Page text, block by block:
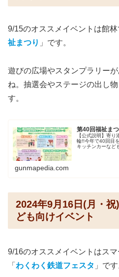
9/15のオススメイベントは館林
祉まつり 」です。
遊びの広場やスタンプラリー
ね。抽選会やステージの出し
す。
第40回福祉ま
【公式説明】寄
輪!!今年で40回目
キッチンカーなど
gunmapedia.com
2024年9月16日(月・
ども向けイベント
9/16のオススメイベントはス
「 わくわく鉄道フェスタ 」です